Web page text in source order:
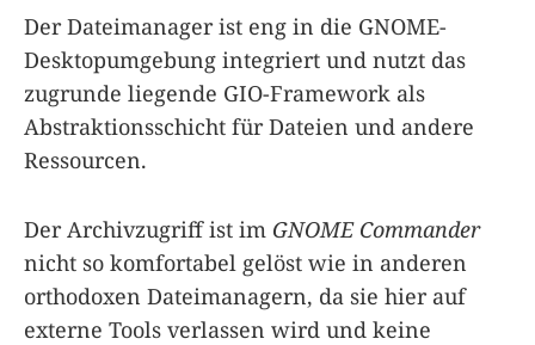
Der Dateimanager ist eng in die GNOME-
Desktopumgebung integriert und nutzt das
zugrunde liegende GIO-Framework als
Abstraktionsschicht für Dateien und andere
Ressourcen.
Der Archivzugriff ist im GNOME Commander
nicht so komfortabel gelöst wie in anderen
orthodoxen Dateimanagern, da sie hier auf
externe Tools verlassen wird und keine